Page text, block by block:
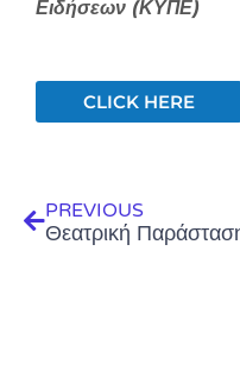
Ειδήσεων (ΚΥΠΕ)
CLICK HERE
PREVIOUS